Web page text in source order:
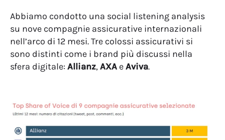
Abbiamo condotto una social listening analysis
su nove compagnie assicurative internazionali
nell’arco di 12 mesi. Tre colossi assicurativi si
sono distinti come i brand più discussi nella
sfera digitale: Allianz,AXA eAviva.